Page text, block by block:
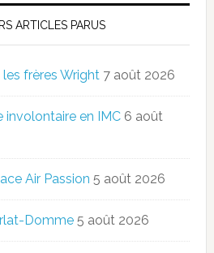
ARTICLES PARUS
frères Wright 7 août 2026
involontaire en IMC 6 août
Air Passion 5 août 2026
Domme 5 août 2026